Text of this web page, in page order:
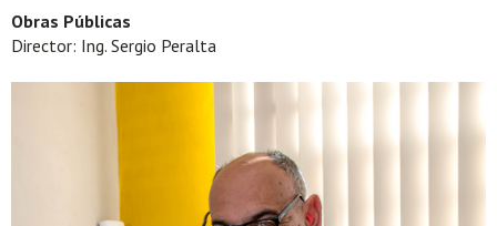
Obras Públicas
Director: Ing. Sergio Peralta